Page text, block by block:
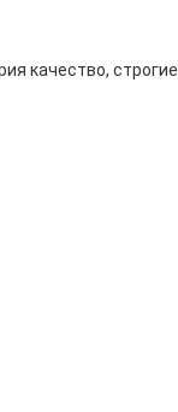
качество, строгие